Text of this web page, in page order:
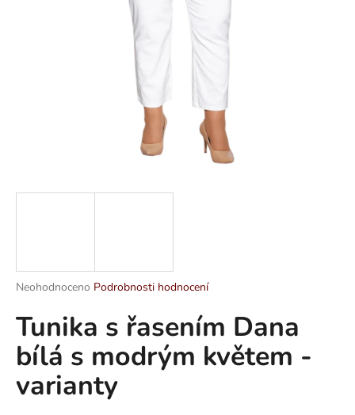
Průměrné
produktu
je
0,0
z
hvězdiček.
Neohodnoceno Podrobnosti hodnocení
Tunika s řasením Dana
bílá s modrým květem -
varianty
o
p
r
u
č
j